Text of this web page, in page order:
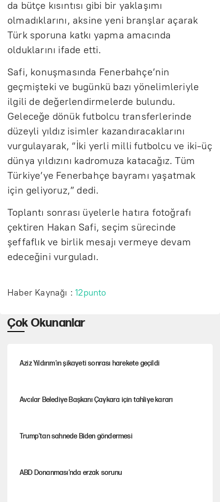
da bütçe kısıntısı gibi bir yaklaşımı
olmadıklarını, aksine yeni branşlar açarak
Türk sporuna katkı yapma amacında
olduklarını ifade etti.
Safi, konuşmasında Fenerbahçe’nin
geçmişteki ve bugünkü bazı yönelimleriyle
ilgili de değerlendirmelerde bulundu.
Geleceğe dönük futbolcu transferlerinde
düzeyli yıldız isimler kazandıracaklarını
vurgulayarak, “İki yerli milli futbolcu ve iki-üç
dünya yıldızını kadromuza katacağız. Tüm
Türkiye’ye Fenerbahçe bayramı yaşatmak
için geliyoruz,” dedi.
Toplantı sonrası üyelerle hatıra fotoğrafı
çektiren Hakan Safi, seçim sürecinde
şeffaflık ve birlik mesajı vermeye devam
edeceğini vurguladı.
Haber Kaynağı :12punto
Çok Okunanlar
Aziz Yıldırım’ın şikayeti sonrası harekete geçildi
Avcılar Belediye Başkanı Çaykara için tahliye kararı
Trump’tan sahnede Biden göndermesi
ABD Donanması’nda erzak sorunu